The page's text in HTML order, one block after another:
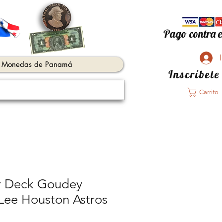
Monedas de Panamá
Pago contra
Carrito
Deck Goudey
Houston Astros